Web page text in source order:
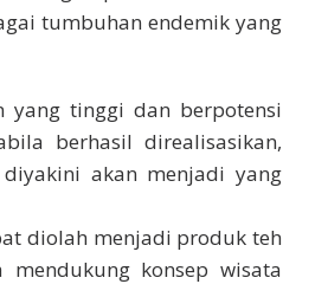
tumbuhan endemik yang
yang tinggi dan berpotensi
berhasil direalisasikan,
akan menjadi yang
diolah menjadi produk teh
konsep wisata